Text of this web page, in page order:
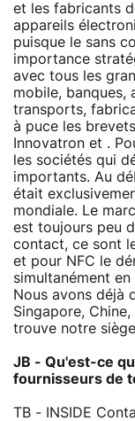
et les fabricants
appareils
puisque le sans
importance
avec tous les
mobile, banques,
transports,
à puce les
Innovatron et .
les sociétés qui
importants. Au
était
mondiale. Le
est toujours peu
contact, ce sont
et pour NFC le
simultanément
Nous avons déjà
Singapore,
trouve notre
JB - Qu'est-ce
fournisseurs de
TB - INSIDE